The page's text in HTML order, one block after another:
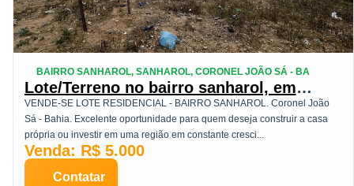
BAIRRO SANHAROL, SANHAROL, CORONEL JOÃO SÁ - BA
Lote/Terreno no bairro sanharol, em
Coronel João Sá
VENDE-SE LOTE RESIDENCIAL - BAIRRO SANHAROL. Coronel João
Sá - Bahia. Excelente oportunidade para quem deseja construir a casa
própria ou investir em uma região em constante cresci...
Venda: R$ 5.000
Contatar